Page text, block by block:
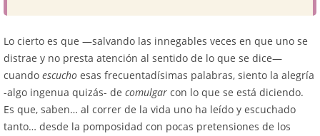
Lo cierto es que —salvando las innegables veces en que uno se
distrae y no presta atención al sentido de lo que se dice—
cuando escucho esas frecuentadísimas palabras, siento la alegría
-algo ingenua quizás- de comulgar con lo que se está diciendo.
Es que, saben… al correr de la vida uno ha leído y escuchado
tanto… desde la pomposidad con pocas pretensiones de los